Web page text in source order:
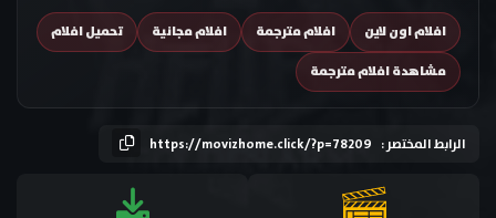
افلام اون لاين افلام مترجمة افلام مجانية
تحميل افلام
مشاهدة افلام مترجمة
الرابط المختصر : https://movizhome.click/?p=78209